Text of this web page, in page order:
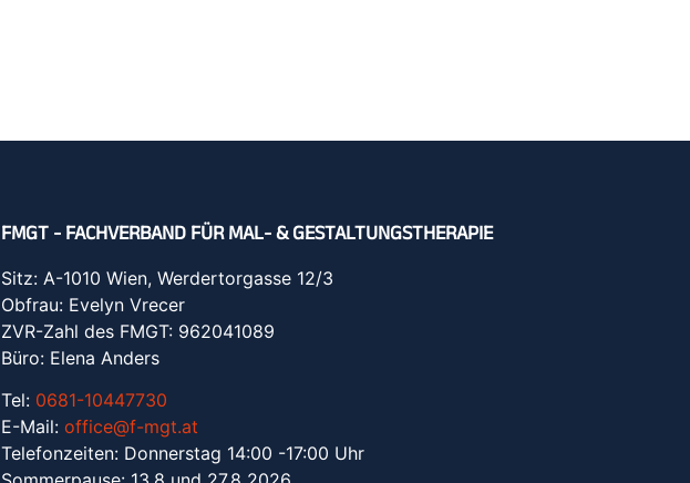
FMGT - FACHVERBAND FÜR MAL- & GESTALTUNGSTHERAPIE
Sitz: A-1010 Wien, Werdertorgasse 12/3
Obfrau: Evelyn Vrecer
ZVR-Zahl des FMGT: 962041089
Büro: Elena Anders
Tel: 0681-10447730
E-Mail: office@f-mgt.at
Telefonzeiten: Donnerstag 14:00 -17:00 Uhr